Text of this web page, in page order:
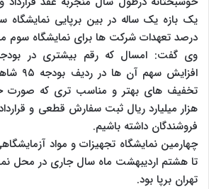
درصد تعهدات شرکت ها برای نمایشگاه
وی گفت: امسال که رقم بیشتری در
افزایش
هزار میلیارد ریال ثبت سفارش قطعی و
فروشندگان داشته باشیم.
چهارمین نمایشگاه تجهیزات و مواد
تا هشتم اردیبهشت ماه سال جاری در محل
تهران برپا بود.